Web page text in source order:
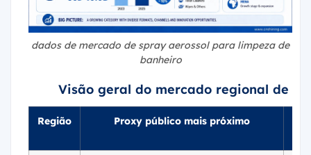
dados de mercado de spray aerossol para limpeza de
banheiro
Visão geral do mercado regional de
Região Proxy público mais próximo